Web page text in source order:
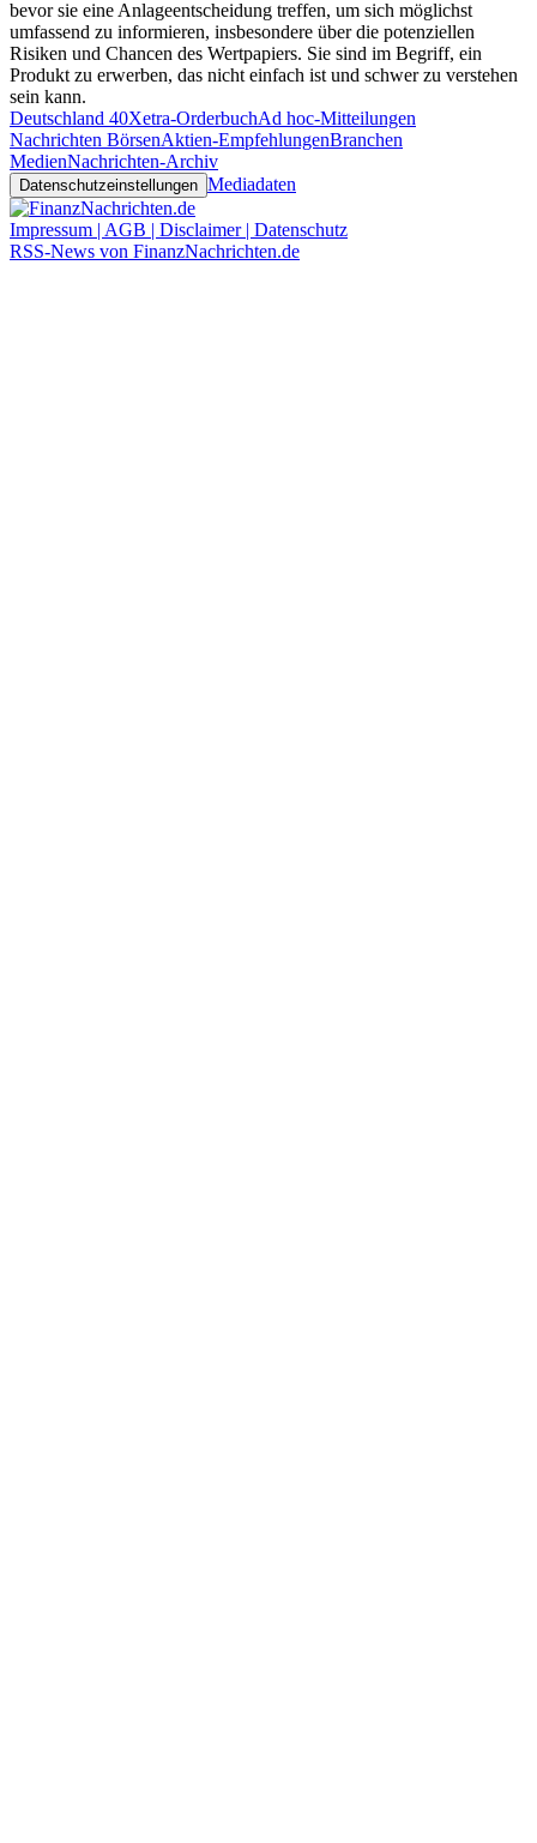
bevor sie eine Anlageentscheidung treffen, um sich möglichst
umfassend zu informieren, insbesondere über die potenziellen
Risiken und Chancen des Wertpapiers. Sie sind im Begriff, ein
Produkt zu erwerben, das nicht einfach ist und schwer zu verstehen
sein kann.
Deutschland 40Xetra-OrderbuchAd hoc-Mitteilungen
Nachrichten BörsenAktien-EmpfehlungenBranchen
MedienNachrichten-Archiv
Datenschutzeinstellungen Mediadaten
Impressum | AGB | Disclaimer | Datenschutz
RSS-News von FinanzNachrichten.de